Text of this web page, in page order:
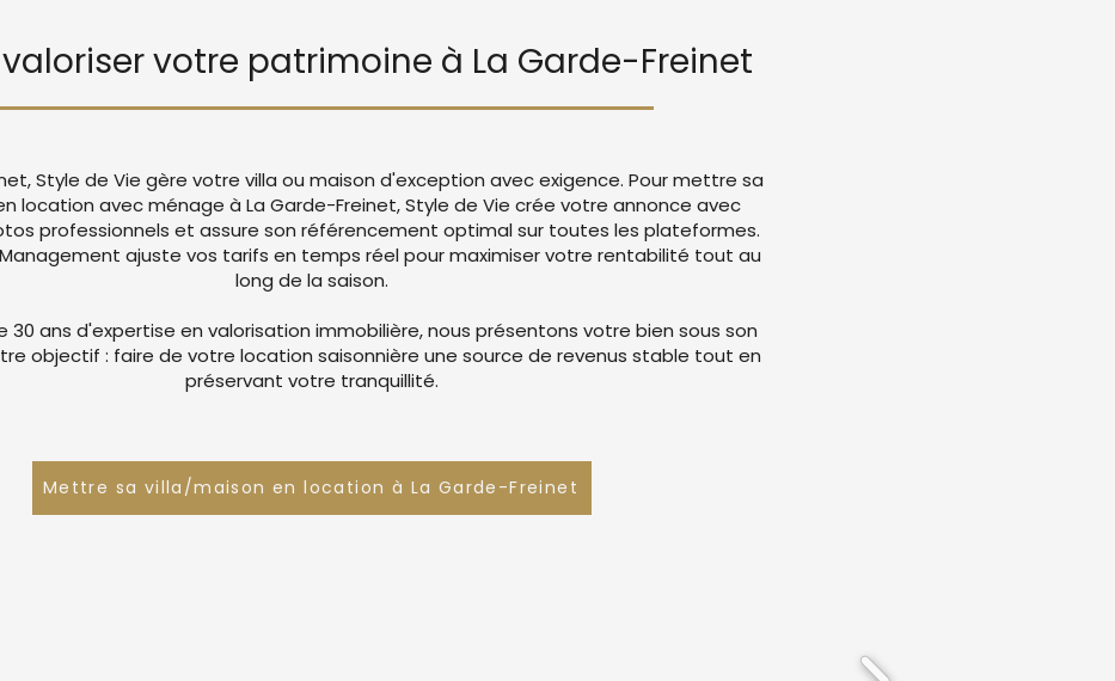
votre patrimoine à La Garde-Freinet
Style de Vie gère votre villa ou maison d'exception avec exigence. Pour mettre sa
location avec ménage à La Garde-Freinet, Style de Vie crée votre annonce avec
professionnels et assure son référencement optimal sur toutes les plateformes.
ajuste vos tarifs en temps réel pour maximiser votre rentabilité tout au
long de la saison.
30 ans d'expertise en valorisation immobilière, nous présentons votre bien sous son
objectif : faire de votre location saisonnière une source de revenus stable tout en
préservant votre tranquillité.
Mettre sa villa/maison en location à La Garde-Freinet